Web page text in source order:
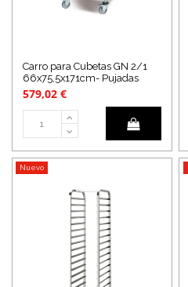
Carro para Cubetas GN 2/1
66x75,5x171cm- Pujadas
579,02 €
Nuevo